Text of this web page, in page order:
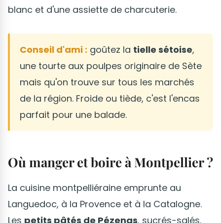
blanc et d'une assiette de charcuterie.
Conseil d'ami : goûtez la tielle sétoise,
une tourte aux poulpes originaire de Sète
mais qu'on trouve sur tous les marchés
de la région. Froide ou tiède, c'est l'encas
parfait pour une balade.
Où manger et boire à Montpellier ?
La cuisine montpelliéraine emprunte au
Languedoc, à la Provence et à la Catalogne.
Les petits pâtés de Pézenas, sucrés-salés,